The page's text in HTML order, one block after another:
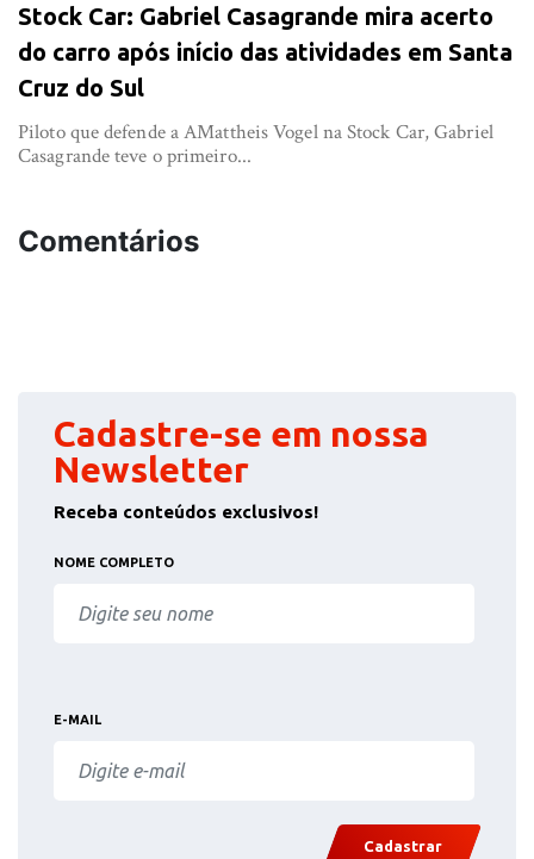
Stock Car: Gabriel Casagrande mira acerto
do carro após início das atividades em Santa
Cruz do Sul
Piloto que defende a AMattheis Vogel na Stock Car, Gabriel
Casagrande teve o primeiro...
Comentários
Cadastre-se em nossa
Newsletter
Receba conteúdos exclusivos!
NOME COMPLETO
E-MAIL
Cadastrar